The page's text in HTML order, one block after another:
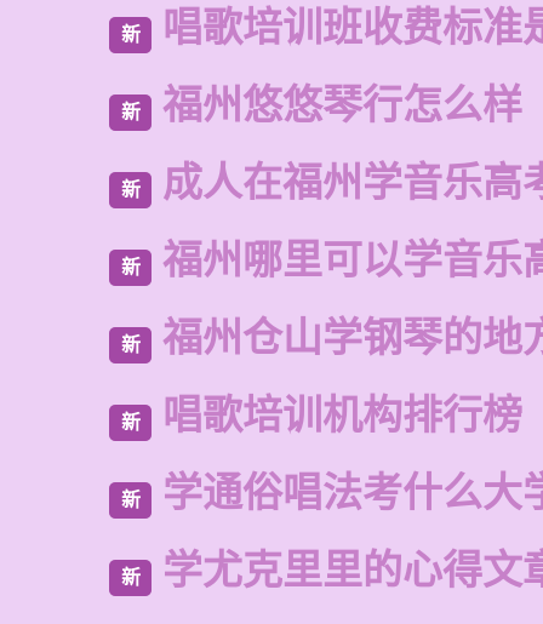
新 唱歌培训班收费标准
新 福州悠悠琴行怎么样
新 成人在福州学音乐高
新 福州哪里可以学音乐
新 福州仓山学钢琴的地
新 唱歌培训机构排行榜
新 学通俗唱法考什么大
新 学尤克里里的心得文